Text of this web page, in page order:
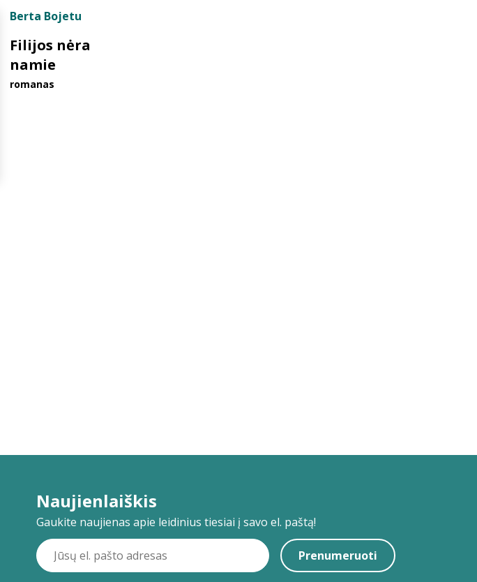
Berta Bojetu
Filijos nėra
namie
romanas
Naujienlaiškis
Gaukite naujienas apie leidinius tiesiai į savo el. paštą!
Prenumeruoti